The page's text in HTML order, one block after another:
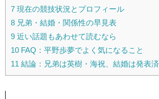
7 現在の競技状況とプロフィール
8 兄弟・結婚・関係性の早見表
9 近い話題もあわせて読むなら
10 FAQ：平野歩夢でよく気になること
11 結論：兄弟は英樹・海祝、結婚は発表